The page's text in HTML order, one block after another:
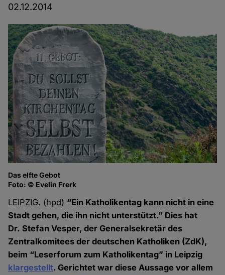
02.12.2014
Das elfte Gebot
Foto: © Evelin Frerk
LEIPZIG. (hpd) “Ein Katholikentag kann nicht in eine
Stadt gehen, die ihn nicht unterstützt.” Dies hat
Dr. Stefan Vesper, der Generalsekretär des
Zentral­komitees der deutschen Katholiken (ZdK),
beim “Leserforum zum Katholikentag” in Leipzig
klargestellt. Gerichtet war diese Aussage vor allem